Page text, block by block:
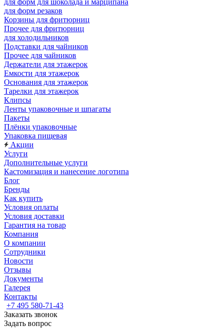
для форм для шоколада и марципана
для форм резаков
Корзины для фритюрниц
Прочее для фритюрниц
для холодильников
Подставки для чайников
Прочее для чайников
Держатели для этажерок
Емкости для этажерок
Основания для этажерок
Тарелки для этажерок
Клипсы
Ленты упаковочные и шпагаты
Пакеты
Плёнки упаковочные
Упаковка пищевая
Акции
Услуги
Дополнительные услуги
Кастомизация и нанесение логотипа
Блог
Бренды
Как купить
Условия оплаты
Условия доставки
Гарантия на товар
Компания
О компании
Сотрудники
Новости
Отзывы
Документы
Галерея
Контакты
+7 495 580-71-43
Заказать звонок
Задать вопрос